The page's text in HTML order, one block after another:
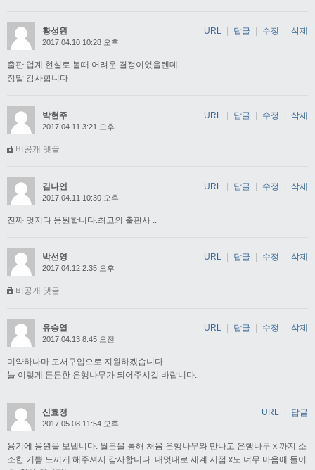
황성원
2017.04.10 10:28 오후
출판 업계 현실로 볼때 어려운 결정이었을텐데
정말 감사합니다
URL 답글 수정 삭제
박현주
2017.04.11 3:21 오후
비공개 댓글
URL | 답글 | 수정 | 삭제
김나연
2017.04.11 10:30 오후
진짜 멋지다 응원합니다.최고의 출판사 ..
URL | 답글 | 수정 | 삭제
박선영
2017.04.12 2:35 오후
비공개 댓글
URL 답글 수정 삭제
유승열
2017.04.13 8:45 오전
미약하나마 도서구입으로 지원하겠습니다.
늘 이렇게 든든한 은행나무가 되어주시길 바랍니다.
URL 답글 수정 삭제
신효정
2017.05.08 11:54 오후
용기에 응원을 보냅니다. 월든을 통해 처음 은행나무와 만나고 은행나무 x 까지 소
소한 기쁨 느끼게 해주셔서 감사합니다. 내멋대로 세계 서점 x도 너무 마음에 들어
URL 답글